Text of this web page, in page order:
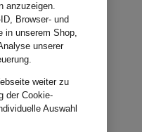
anzuzeigen.
Browser- und
in unserem Shop,
unserer
weiter zu
der Cookie-
Auswahl